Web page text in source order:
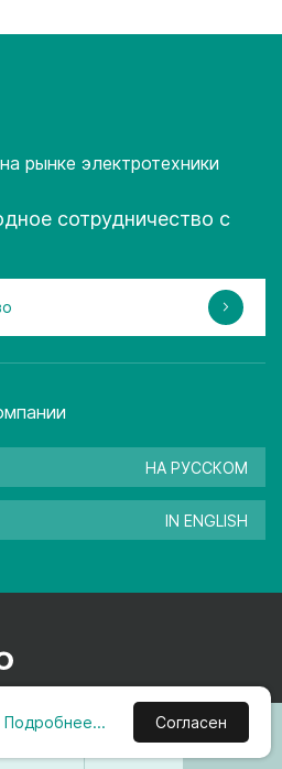
рынке электротехники
сотрудничество с
НА РУССКОМ
IN ENGLISH
для получения
и новинках
Подробнее... Согласен